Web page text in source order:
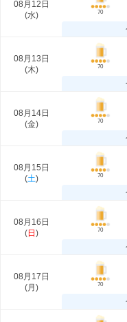
08月12日
(水) 70
08月13日
(木) 70
08月14日
(金) 70
08月15日
(土) 70
08月16日
(日 ) 70
08月17日
(月 ) 70